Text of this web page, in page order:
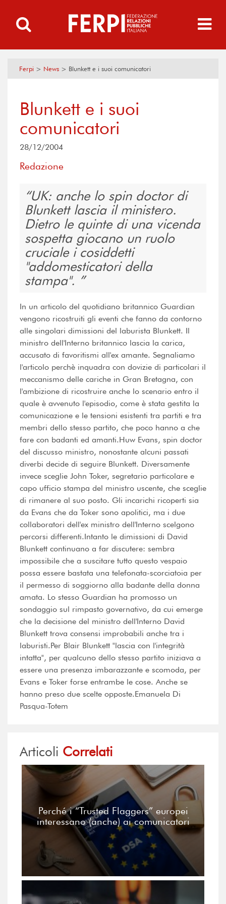
Ferpi > News > Blunkett e i suoi comunicatori
Blunkett e i suoi
comunicatori
28/12/2004
Redazione
UK: anche lo spin doctor di
Blunkett lascia il ministero.
Dietro le quinte di una vicenda
sospetta giocano un ruolo
cruciale i cosiddetti
"addomesticatori della
stampa".
In un articolo del quotidiano britannico Guardian
vengono ricostruiti gli eventi che fanno da contorno
alle singolari dimissioni del laburista Blunkett. Il
ministro dell'Interno britannico lascia la carica,
accusato di favoritismi all'ex amante. Segnaliamo
l'articolo perchè inquadra con dovizie di particolari il
meccanismo delle cariche in Gran Bretagna, con
l'ambizione di ricostruire anche lo scenario entro il
quale è avvenuto l'episodio, come è stata gestita la
comunicazione e le tensioni esistenti tra partiti e tra
membri dello stesso partito, che poco hanno a che
fare con badanti ed amanti.Huw Evans, spin doctor
del discusso ministro, nonostante alcuni passati
diverbi decide di seguire Blunkett. Diversamente
invece sceglie John Toker, segretario particolare e
capo ufficio stampa del ministro uscente, che sceglie
di rimanere al suo posto. Gli incarichi ricoperti sia
da Evans che da Toker sono apolitici, ma i due
collaboratori dell'ex ministro dell'Interno scelgono
percorsi differenti.Intanto le dimissioni di David
Blunkett continuano a far discutere: sembra
impossibile che a suscitare tutto questo vespaio
possa essere bastata una telefonata-scorciatoia per
il permesso di soggiorno alla badante della donna
amata. Lo stesso Guardian ha promosso un
sondaggio sul rimpasto governativo, da cui emerge
che la decisione del ministro dell'Interno David
Blunkett trova consensi improbabili anche tra i
laburisti.Per Blair Blunkett "lascia con l'integrità
intatta", per qualcuno dello stesso partito iniziava a
essere una presenza imbarazzante e scomoda, per
Evans e Toker forse entrambe le cose. Anche se
hanno preso due scelte opposte.Emanuela Di
Pasqua-Totem
Articoli Correlati
Perché i “Trusted Flaggers” europei
interessano (anche) ai comunicatori